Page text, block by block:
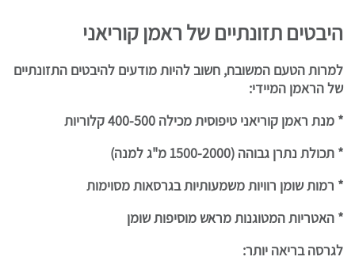
היבטים תזונתיים של ראמן קוריאני
למרות הטעם המשובח, חשוב להיות מודעים להיבטים התזונתיים
של הראמן המיידי:
* מנת ראמן קוריאני טיפוסית מכילה 400-500 קלוריות
* תכולת נתרן גבוהה (1500-2000 מ"ג למנה)
* רמות שומן רוויות משמעותיות בגרסאות מסוימות
* האטריות המטוגנות מראש מוסיפות שומן
לגרסה בריאה יותר: